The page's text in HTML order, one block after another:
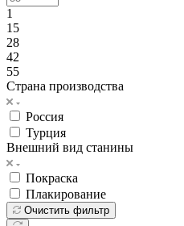
1
15
28
42
55
Страна производства
Россия
Турция
Внешний вид станины
Покраска
Плакирование
Очистить фильтр